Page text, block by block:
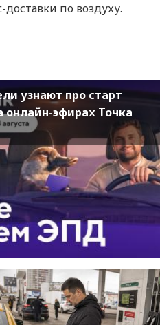
по воздуху.
узнают про старт
онлайн-эфирах Точка